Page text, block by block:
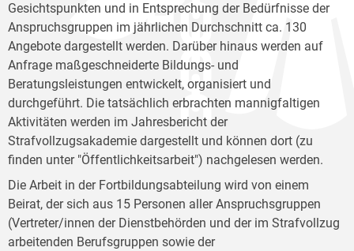
Gesichtspunkten und in Entsprechung der Bedürfnisse der
Anspruchsgruppen im jährlichen Durchschnitt ca. 130
Angebote dargestellt werden. Darüber hinaus werden auf
Anfrage maßgeschneiderte Bildungs- und
Beratungsleistungen entwickelt, organisiert und
durchgeführt. Die tatsächlich erbrachten mannigfaltigen
Aktivitäten werden im Jahresbericht der
Strafvollzugsakademie dargestellt und können dort (zu
finden unter "Öffentlichkeitsarbeit") nachgelesen werden.
Die Arbeit in der Fortbildungsabteilung wird von einem
Beirat, der sich aus 15 Personen aller Anspruchsgruppen
(Vertreter/innen der Dienstbehörden und der im Strafvollzug
arbeitenden Berufsgruppen sowie der